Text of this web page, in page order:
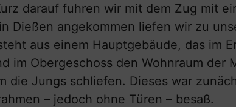
darauf fuhren wir mit dem Zug mit
Dießen angekommen liefen wir zu
aus einem Hauptgebäude, das im
im Obergeschoss den Wohnraum der
die Jungs schliefen. Dieses war
– jedoch ohne Türen – besaß.